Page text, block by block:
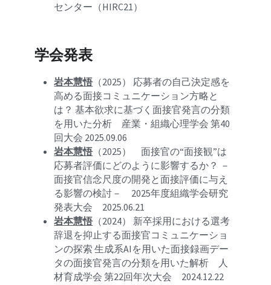
センター（HIRC21）
学会発表
岩本慧悟（2025） 応募者の自己決定感を
高める面接コミュニケーション方略と
は？ 基本欲求に基づく面接官発言の分類
を用いた分析 産業・組織心理学会 第40
回大会 2025.09.06
岩本慧悟（2025）　面接官の“面接観”は
応募者評価にどのように影響するか？ －
面接官信念尺度の開発と面接評価に与え
る影響の検討－　2025年度組織学会研究
発表大会　2025.06.21
岩本慧悟（2024） 新卒採用における選考
辞退を抑止する面接官コミュニケーショ
ンの探索 生成系AIを用いた面接録画デー
タの面接官発言の分類を用いた解析　人
材育成学会 第22回年次大会　2024.12.22